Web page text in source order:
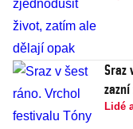
Sraz
Lidé